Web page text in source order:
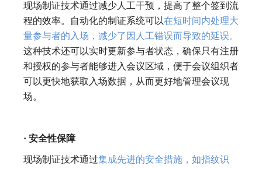
现场制证技术通过减少人工干预，提高了整个签到流
程的效率。自动化的制证系统可以在短时间内处理大
量参与者的入场，减少了因人工错误而导致的延误。
这种技术还可以实时更新参与者状态，确保只有注册
和授权的参与者能够进入会议区域，便于会议组织者
可以更快地获取入场数据，从而更好地管理会议现
场。
· 安全性保障
现场制证技术通过集成先进的安全措施，如指纹识